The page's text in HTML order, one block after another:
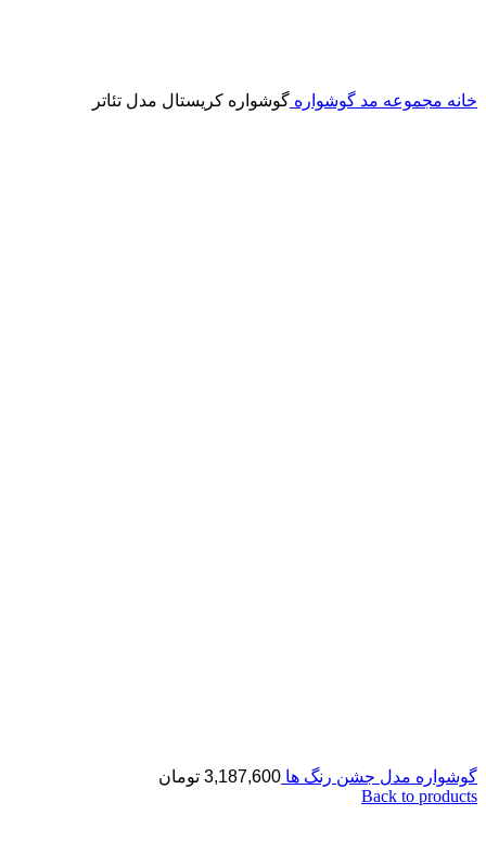
خانه مجموعه مد گوشواره گوشواره کریستال مدل تئاتر
گوشواره مدل جشن رنگ ها 3,187,600 تومان
Back to products